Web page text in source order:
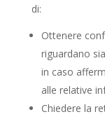
di:
Ottenere
riguardano
in caso
alle relative
Chiedere la